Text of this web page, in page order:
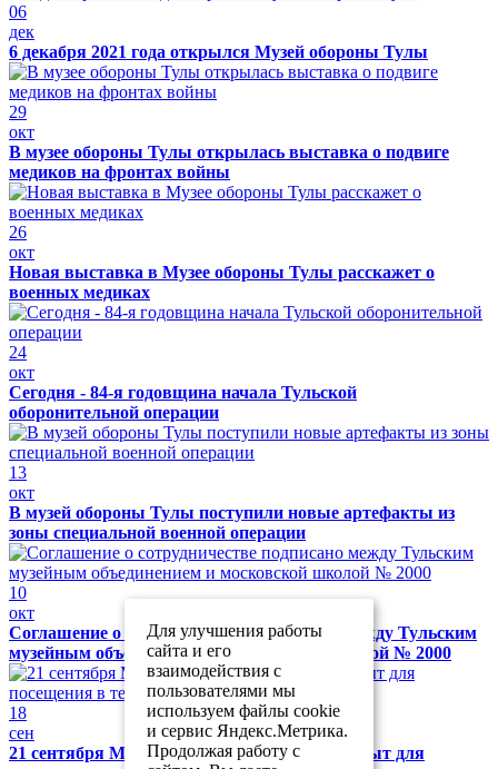
06
дек
6 декабря 2021 года открылся Музей обороны Тулы
29
окт
В музее обороны Тулы открылась выставка о подвиге
медиков на фронтах войны
26
окт
Новая выставка в Музее обороны Тулы расскажет о
военных медиках
24
окт
Сегодня - 84-я годовщина начала Тульской
оборонительной операции
13
окт
В музей обороны Тулы поступили новые артефакты из
зоны специальной военной операции
10
окт
Соглашение о сотрудничестве подписано между Тульским
музейным объединением и московской школой № 2000
18
сен
21 сентября Музей обороны Тулы будет закрыт для
Для улучшения работы
сайта и его
взаимодействия с
пользователями мы
используем файлы cookie
и сервис Яндекс.Метрика.
Продолжая работу с